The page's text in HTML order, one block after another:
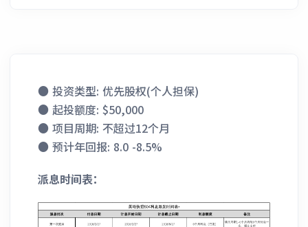
● 投资类型: 优先股权(个人担保)
● 起投额度: $50,000
● 项目周期: 不超过12个月
● 预计年回报: 8.0 -8.5%
派息时间表：